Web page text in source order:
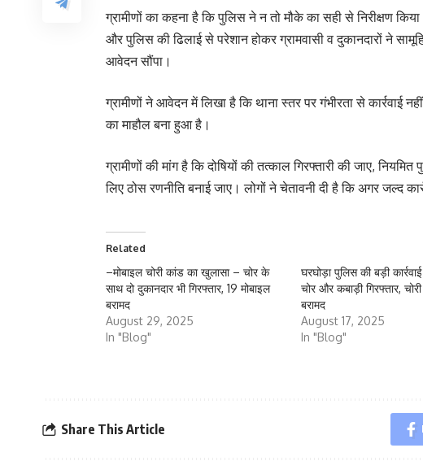
ग्रामीणों का कहना है कि पुलिस ने न तो मौके का सही से निरीक्षण
और पुलिस की ढिलाई से परेशान होकर ग्रामवासी व दुकानदारों ने
आवेदन सौंपा।
ग्रामीणों ने आवेदन में लिखा है कि थाना स्तर पर गंभीरता से
का माहौल बना हुआ है।
ग्रामीणों की मांग है कि दोषियों की तत्काल गिरफ्तारी की जाए,
लिए ठोस रणनीति बनाई जाए। लोगों ने चेतावनी दी है कि अगर जल्द
Related
–मोबाइल चोरी कांड का खुलासा – चोर के
साथ दो दुकानदार भी गिरफ्तार, 19 मोबाइल
बरामद
August 29, 2025
In "Blog"
घरघोड़ा पुलिस की बड़ी
चोर और कबाड़ी गिरफ्तार,
बरामद
August 17, 2025
In "Blog"
Share This Article